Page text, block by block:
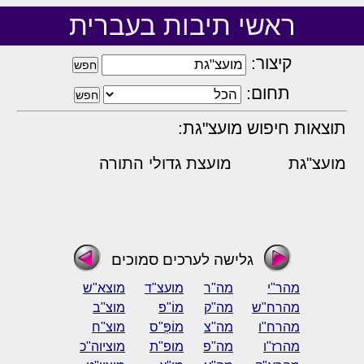
ראשי תיבות בעברית
קיצור:
תחום:
תוצאות חיפוש מועצ"גת:
מועצ"גת מועצת גדולי התורה
גלישה לערכים סמוכים
מהר"י מה"ר מועצ"ד
מוצא"ש
מהרח"ש
מה"ק מוֹ"פ
מוצ"ב
מהרח"ו
מה"צ מוֹפְּ"ס
מוצ"ח
מהרז"ו
מה"פ מופ"ת
מוציוה"כ